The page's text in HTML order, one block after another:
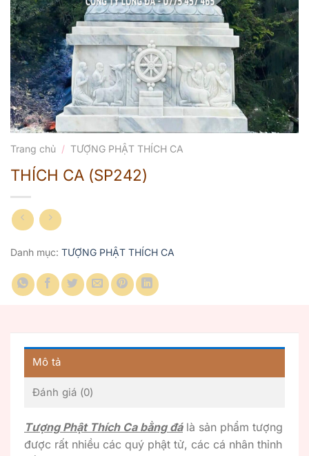
Trang chủ / TƯỢNG PHẬT THÍCH CA
THÍCH CA (SP242)
Danh mục: TƯỢNG PHẬT THÍCH CA
Mô tả
Đánh giá (0)
Tượng Phật Thích Ca bằng đálà sản phẩm tượng
được rất nhiều các quý phật tử, các cá nhân thỉnh